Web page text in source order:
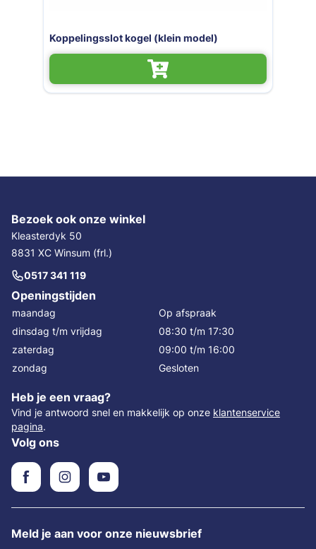
Koppelingsslot kogel (klein model)
Bezoek ook onze winkel
Kleasterdyk 50
8831 XC Winsum (frl.)
0517 341 119
Openingstijden
maandag
Op afspraak
dinsdag t/m vrijdag
08:30 t/m 17:30
zaterdag
09:00 t/m 16:00
zondag
Gesloten
Heb je een vraag?
Vind je antwoord snel en makkelijk op onze klantenservice
pagina.
Volg ons
Meld je aan voor onze nieuwsbrief